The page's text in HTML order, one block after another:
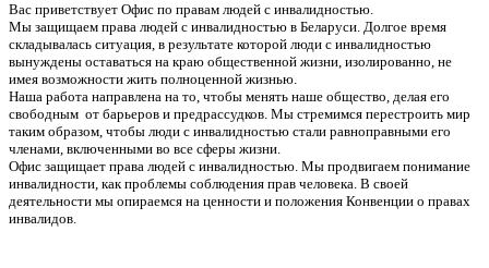
Вас приветствует Офис по правам людей с инвалидностью.
Мы защищаем права людей с инвалидностью в Беларуси. Долгое время
складывалась ситуация, в результате которой люди с инвалидностью
вынуждены оставаться на краю общественной жизни, изолированно, не
имея возможности жить полноценной жизнью.
Наша работа направлена на то, чтобы менять наше общество, делая его
свободным от барьеров и предрассудков. Мы стремимся перестроить мир
таким образом, чтобы люди с инвалидностью стали равноправными его
членами, включенными во все сферы жизни.
Офис защищает права людей с инвалидностью. Мы продвигаем понимание
инвалидности, как проблемы соблюдения прав человека. В своей
деятельности мы опираемся на ценности и положения Конвенции о правах
инвалидов.